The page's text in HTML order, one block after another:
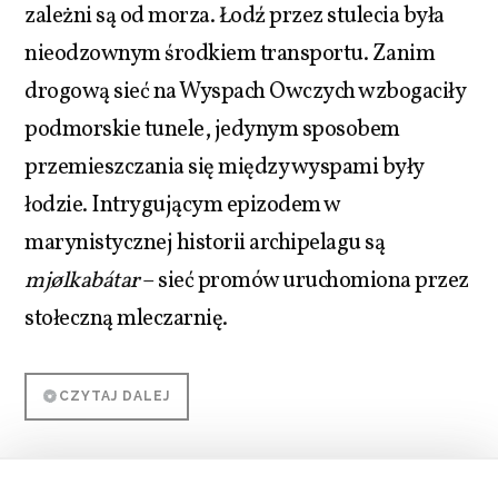
zależni są od morza. Łodź przez stulecia była
nieodzownym środkiem transportu. Zanim
drogową sieć na Wyspach Owczych wzbogaciły
podmorskie tunele, jedynym sposobem
przemieszczania się między wyspami były
łodzie. Intrygującym epizodem w
marynistycznej historii archipelagu są
mjølkabátar– sieć promów uruchomiona przez
stołeczną mleczarnię.
CZYTAJ DALEJ